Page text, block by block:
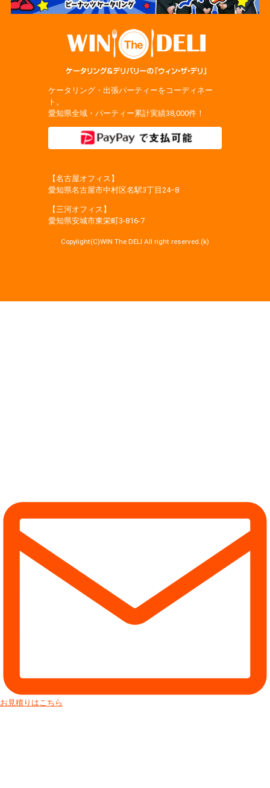
ケータリング・出張パーティーをコーディネー
ト。
愛知県全域・パーティー累計実績38,000件！
【名古屋オフィス】
愛知県名古屋市中村区名駅3丁目24−8
【三河オフィス】
愛知県安城市東栄町3‐816‐7
Copylight(C)WIN The DELI All right reserved.(k)
お見積りはこちら